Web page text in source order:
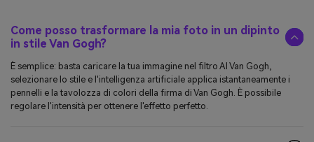
Come posso trasformare la mia foto in un dipinto
in stile Van Gogh?
È semplice: basta caricare la tua immagine nel filtro AI Van Gogh,
selezionare lo stile e l'intelligenza artificiale applica istantaneamente i
pennelli e la tavolozza di colori della firma di Van Gogh. È possibile
regolare l'intensità per ottenere l'effetto perfetto.